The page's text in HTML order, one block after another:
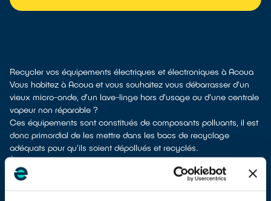
Recycler vos équipements électriques et électroniques à Acoua
Vous habitez à Acoua et vous souhaitez vous débarrasser d'un
vieux micro-onde, d’un lave-linge hors d'usage ou d'une centrale
vapeur non réparable ?
Ces équipements sont constitués de composants polluants, il est
donc primordial de les mettre dans les bacs de recyclage
adéquats pour qu'ils soient dépollués et recyclés.
À Acoua, vous bénéficiez de différents points de recyclage pour
vous séparer de vos vieux équipements électriques et